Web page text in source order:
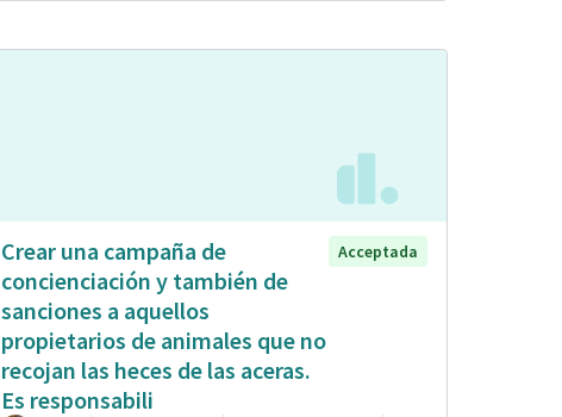
Crear una campaña de
concienciación y también de
sanciones a aquellos
propietarios de animales que no
recojan las heces de las aceras.
Es responsabili
Acceptada